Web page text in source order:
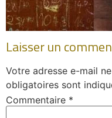
Laisser un
Votre adresse e-mail
obligatoires sont
Commentaire *